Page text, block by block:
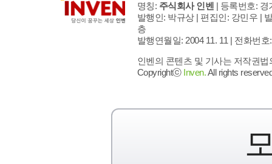
명칭: 주식회사 인벤 | 등록번호: 경
발행인: 박규상 | 편집인: 강민우 |
층
발행연월일: 2004 11. 11 | 전화번호
인벤의 콘텐츠 및 기사는 저작권
Copyrightⓒ Inven.All rights